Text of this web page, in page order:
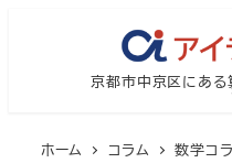
京都市中京区にある
ホーム コラム 数学コ